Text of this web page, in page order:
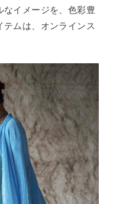
イメージを、色彩豊
ムは、オンラインス